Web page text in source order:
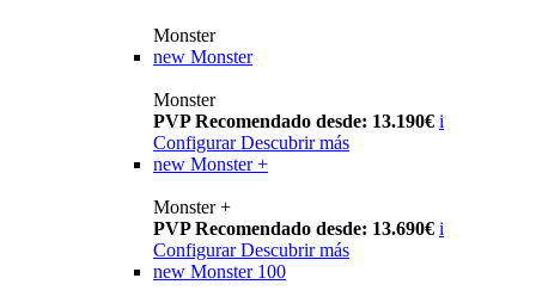
Monster
new Monster
Monster
PVP Recomendado desde: 13.190€ i
Configurar Descubrir más
new Monster +
Monster +
PVP Recomendado desde: 13.690€ i
Configurar Descubrir más
new Monster 100